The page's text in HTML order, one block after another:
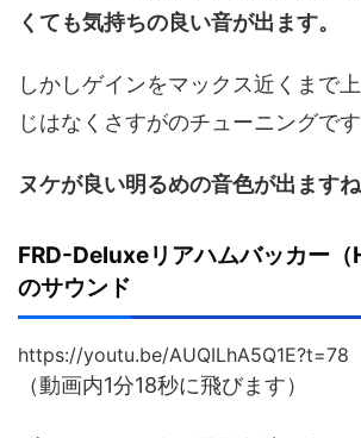
くても気持ちの良い音が出ます。
しかしゲインをマックス近くまで
じはなくさすがのチューニングです
ヌケが良い明るめの音色が出ますね
FRD-Deluxeリアハムバッカー（
のサウンド
https://youtu.be/AUQILhA5Q1E?t=78
（動画内1分18秒に飛びます）